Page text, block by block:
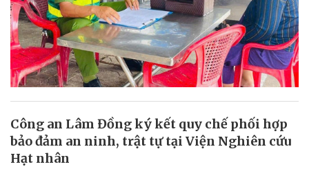
Công an Lâm Đồng ký kết quy chế phối hợp
bảo đảm an ninh, trật tự tại Viện Nghiên cứu
Hạt nhân